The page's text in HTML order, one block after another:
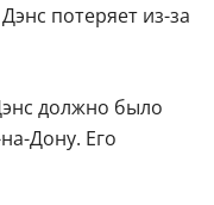
потеряет из-за
должно было
Дону. Его